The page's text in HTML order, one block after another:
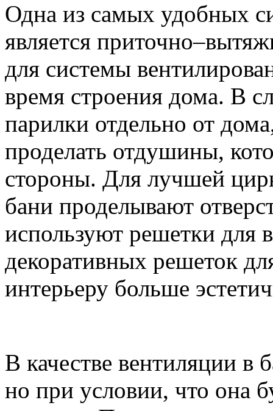
Одна из самых удобных
является
для системы
время строения дома. В
парилки отдельно от
проделать отдушины,
стороны. Для лучшей
бани проделывают
используют решетки для
декоративных решеток
интерьеру больше
В качестве вентиляции в
но при условии, что она